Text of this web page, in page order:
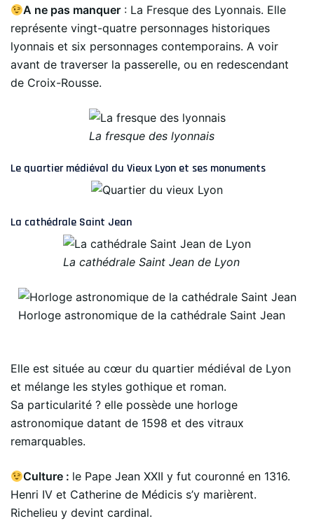
A ne pas manquer : La Fresque des Lyonnais. Elle
représente vingt-quatre personnages historiques
lyonnais et six personnages contemporains. A voir
avant de traverser la passerelle, ou en redescendant
de Croix-Rousse.
La fresque des lyonnais
Le quartier médiéval du Vieux Lyon et ses monuments
La cathédrale Saint Jean
La cathédrale Saint Jean de Lyon
Horloge astronomique de la cathédrale Saint Jean
Elle est située au cœur du quartier médiéval de Lyon
et mélange les styles gothique et roman.
Sa particularité ? elle possède une horloge
astronomique datant de 1598 et des vitraux
remarquables.
Culture : le Pape Jean XXII y fut couronné en 1316.
Henri IV et Catherine de Médicis s’y marièrent.
Richelieu y devint cardinal.